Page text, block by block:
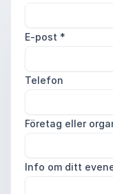
E-post *
Telefon
Företag eller
Info om ditt